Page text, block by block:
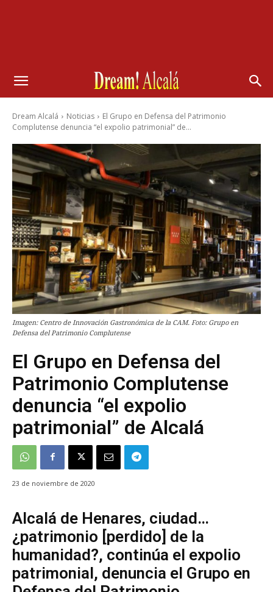
Dream Alcalá Noticias
El Grupo en Defensa del Patrimonio
Complutense denuncia “el expolio patrimonial” de...
Imagen: Centro de Innovación Gastronómica de la CAM. Foto: Grupo en
Defensa del Patrimonio Complutense
El Grupo en Defensa del
Patrimonio Complutense
denuncia “el expolio
patrimonial” de Alcalá
23 de noviembre de 2020
Alcalá de Henares, ciudad…
¿patrimonio [perdido] de la
humanidad?, continúa el expolio
patrimonial, denuncia el Grupo en